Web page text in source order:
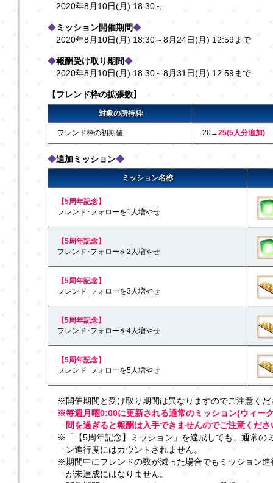
2020年8月10日(月) 18:30～
◆ミッション開催期間◆
2020年8月10日(月) 18:30～8月24日(月) 12:59まで
◆報酬受け取り期間◆
2020年8月10日(月) 18:30～8月31日(月) 12:59まで
【フレンド枠の拡張数】
対象の所持枠
フレンド枠の初期値 20→25(5人分追加)
◆追加ミッション◆
ミッション名称
【5周年記念】
フレンド･フォローを1人増やせ
【5周年記念】
フレンド･フォローを2人増やせ
【5周年記念】
フレンド･フォローを3人増やせ
【5周年記念】
フレンド･フォローを4人増やせ
【5周年記念】
フレンド･フォローを5人増やせ
※開催期間と受け取り期間は異なりますのでご注意くだ
※毎週月曜0:00に更新される通常のミッション(ウィー
間を過ぎると報酬は入手できませんのでご注意くださ
※「【5周年記念】ミッション」を達成しても、通常の
ン進行度にはカウントされません。
※期間中にフレンドの数が減った場合でもミッション
が未達成にはなりません。